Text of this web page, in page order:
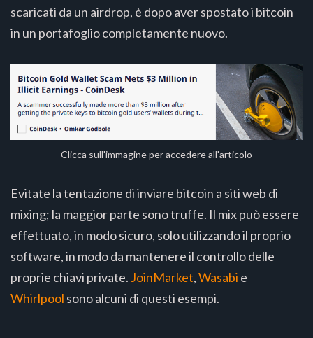
scaricati da un airdrop, è dopo aver spostato i bitcoin
in un portafoglio completamente nuovo.
Clicca sull'immagine per accedere all'articolo
Evitate la tentazione di inviare bitcoin a siti web di
mixing; la maggior parte sono truffe. Il mix può essere
effettuato, in modo sicuro, solo utilizzando il proprio
software, in modo da mantenere il controllo delle
proprie chiavi private. JoinMarket,Wasabi e
Whirlpool sono alcuni di questi esempi.